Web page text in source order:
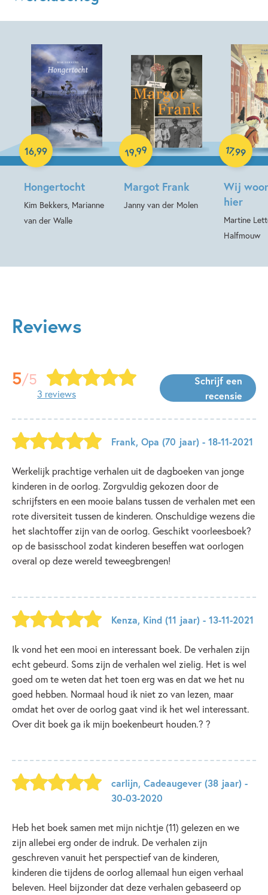
Hongertocht
Kim Bekkers, Marianne
van der Walle
16,99
Hardcover
Margot Frank
Janny van der Molen
19,99
Hardcover
Wij
hier
Martine
Halfmouw
17,99
Hardcover
Reviews
5/5
3 reviews
Schrijf een
recensie
Frank, Opa (70 jaar) - 18-11-2021
Werkelijk prachtige verhalen uit de dagboeken van jonge
kinderen in de oorlog. Zorgvuldig gekozen door de
schrijfsters en een mooie balans tussen de verhalen met een
rote diversiteit tussen de kinderen. Onschuldige wezens die
het slachtoffer zijn van de oorlog. Geschikt voorleesboek?️
op de basisschool zodat kinderen beseffen wat oorlogen
overal op deze wereld teweegbrengen!
Kenza, Kind (11 jaar) - 13-11-2021
Ik vond het een mooi en interessant boek. De verhalen zijn
echt gebeurd. Soms zijn de verhalen wel zielig. Het is wel
goed om te weten dat het toen erg was en dat we het nu
goed hebben. Normaal houd ik niet zo van lezen, maar
omdat het over de oorlog gaat vind ik het wel interessant.
Over dit boek ga ik mijn boekenbeurt houden.?️ ?
carlijn, Cadeaugever (38 jaar) -
30-03-2020
Heb het boek samen met mijn nichtje (11) gelezen en we
zijn allebei erg onder de indruk. De verhalen zijn
geschreven vanuit het perspectief van de kinderen,
kinderen die tijdens de oorlog allemaal hun eigen verhaal
beleven. Heel bijzonder dat deze verhalen gebaseerd op